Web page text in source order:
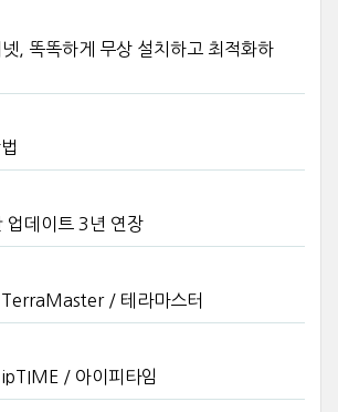
, 똑똑하게 무상 설치하고 최적화하
업데이트 3년 연장
/ 테라마스터
/ 아이피타임